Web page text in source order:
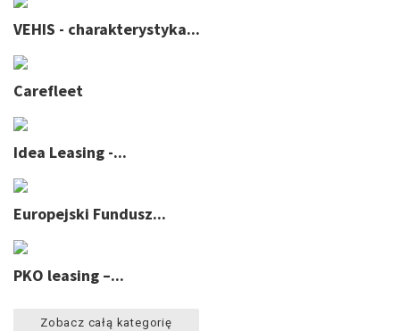
VEHIS - charakterystyka...
Carefleet
Idea Leasing -...
Europejski Fundusz...
PKO leasing –...
Zobacz całą kategorię